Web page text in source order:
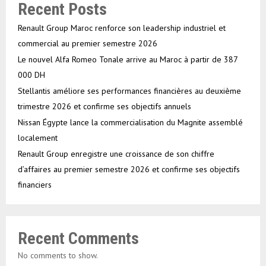
Recent Posts
Renault Group Maroc renforce son leadership industriel et
commercial au premier semestre 2026
Le nouvel Alfa Romeo Tonale arrive au Maroc à partir de 387
000 DH
Stellantis améliore ses performances financières au deuxième
trimestre 2026 et confirme ses objectifs annuels
Nissan Égypte lance la commercialisation du Magnite assemblé
localement
Renault Group enregistre une croissance de son chiffre
d’affaires au premier semestre 2026 et confirme ses objectifs
financiers
Recent Comments
No comments to show.